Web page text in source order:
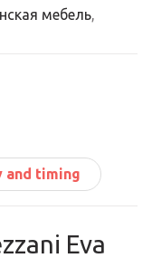
мебель,
and timing
Eva